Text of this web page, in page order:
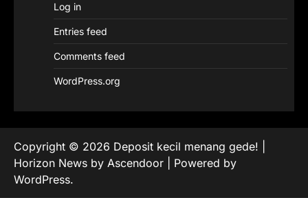
Log in
Entries feed
Comments feed
WordPress.org
Copyright © 2026 Deposit kecil menang gede!
Horizon News by Ascendoor | Powered by
WordPress.